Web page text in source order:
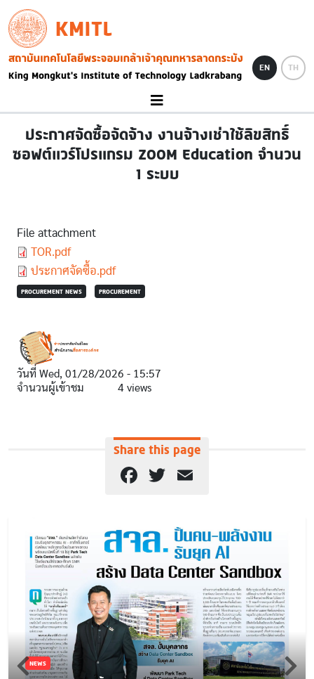
Skip to main content
KMITL
Image
EN TH
ประกาศจัดซื้อจัดจ้าง งานจ้างเช่าใช้ลิขสิทธิ์
ซอฟต์แวร์โปรแกรม ZOOM Education จำนวน
1 ระบบ
File attachment
Document
TOR.pdf
Document
ประกาศจัดซื้อ.pdf
PROCUREMENT NEWS PROCUREMENT
วันที่ Wed, 01/28/2026 - 15:57
จำนวนผู้เข้าชม
4 views
Share this page
Facebook
Twitter
NEWS